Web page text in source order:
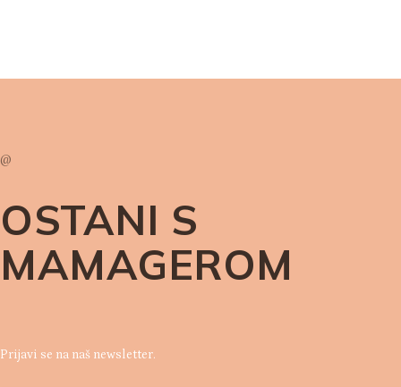
@
OSTANI S
MAMAGEROM
Prijavi se na naš newsletter.